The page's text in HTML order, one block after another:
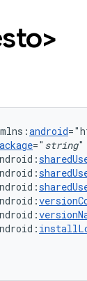
android
=" string